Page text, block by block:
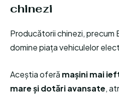
chinezi
Producătorii chinezi, precum
domine piața vehiculelor
Aceștia oferă mașini mai
mare și dotări avansate,